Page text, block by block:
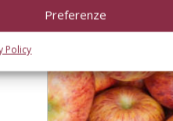
Preferenze
Policy